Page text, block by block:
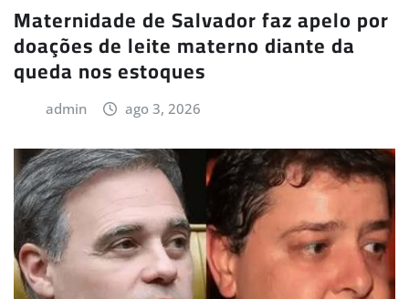
Maternidade de Salvador faz apelo por
doações de leite materno diante da
queda nos estoques
admin ago 3, 2026